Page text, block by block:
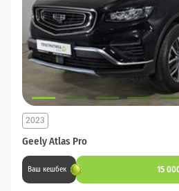
Geely Atlas Pro
2023
Ваш кешбек 15